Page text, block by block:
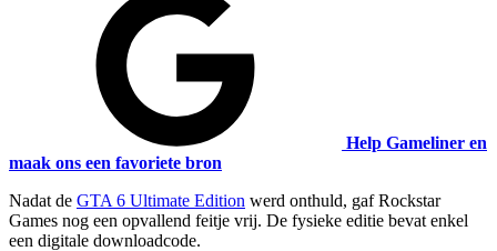
Help Gameliner en
maak ons een favoriete bron
Nadat de GTA 6 Ultimate Edition werd onthuld, gaf Rockstar
Games nog een opvallend feitje vrij. De fysieke editie bevat enkel
een digitale downloadcode.